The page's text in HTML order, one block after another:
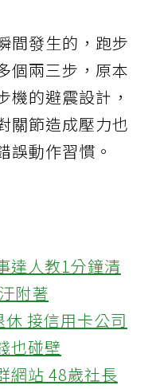
間發生的，跑步
個兩三步，原本
機的避震設計，
關節造成壓力也
誤動作習慣。
達人教1分鐘清
附著
接信用卡公司
也碰壁
網站 48歲社長